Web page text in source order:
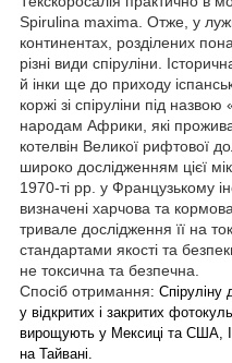
Spirulina maxima. Отже, у
континентах, розділених
різні види спіруліни.
й інки ще до приходу
коржі зі спіруліни під
народам Африки, які
котелвін Великої рифтової
широко дослідженням цієї
1970-ті рр. у Французькому
визначені харчова та
тривале дослідження її на
стандартами якості та
не токсична та безпечна.
Спосіб отримання:
у відкритих і закритих
вирощують у Мексиці та США,
на Тайвані.